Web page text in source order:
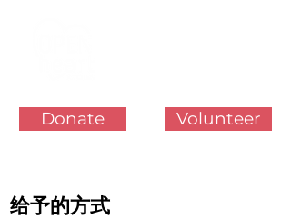
Donate Volunteer
给予的方式